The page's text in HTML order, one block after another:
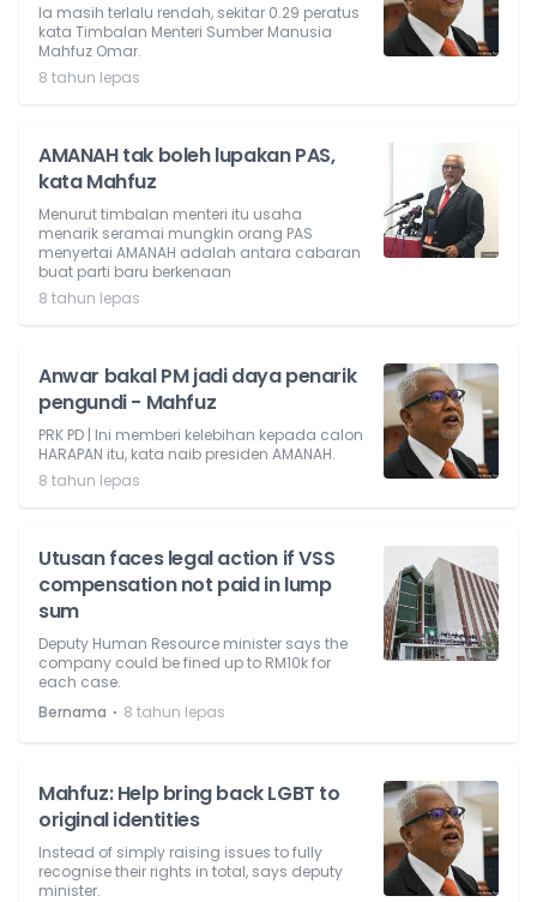
Ia masih terlalu rendah, sekitar 0.29 peratus
kata Timbalan Menteri Sumber Manusia
Mahfuz Omar.
8 tahun lepas
AMANAH tak boleh lupakan PAS,
kata Mahfuz
Menurut timbalan menteri itu usaha
menarik seramai mungkin orang PAS
menyertai AMANAH adalah antara cabaran
buat parti baru berkenaan
8 tahun lepas
Anwar bakal PM jadi daya penarik
pengundi - Mahfuz
PRK PD | Ini memberi kelebihan kepada calon
HARAPAN itu, kata naib presiden AMANAH.
8 tahun lepas
Utusan faces legal action if VSS
compensation not paid in lump
sum
Deputy Human Resource minister says the
company could be fined up to RM10k for
each case.
Bernama ⋅ 8 tahun lepas
Mahfuz: Help bring back LGBT to
original identities
Instead of simply raising issues to fully
recognise their rights in total, says deputy
minister.